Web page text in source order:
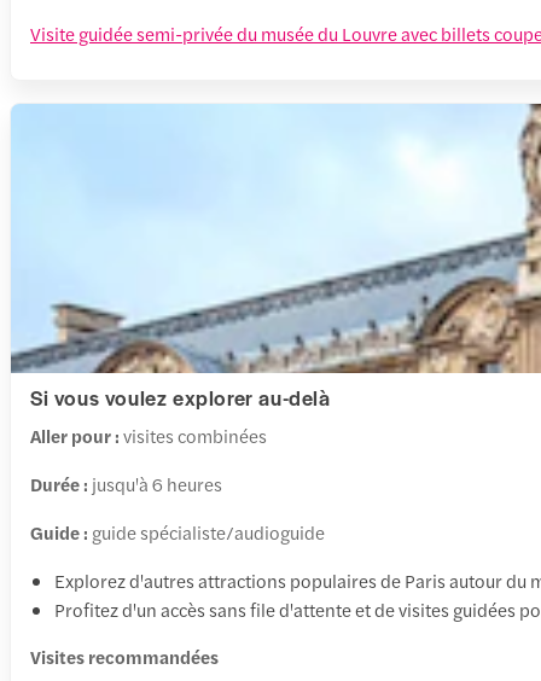
Visite guidée semi-privée du musée du Louvre avec billets
Si vous voulez explorer au-delà
Aller pour :visites combinées
Durée : jusqu'à 6 heures
Guide : guide spécialiste/audioguide
Explorez d'autres attractions populaires de Paris autour du
Profitez d'un accès sans file d'attente et de visites guidées
Visites recommandées